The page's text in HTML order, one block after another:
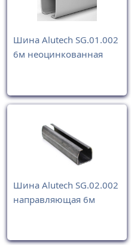
Шина Alutech SG.01.002
6м неоцинкованная
Шина Alutech SG.02.002
направляющая 6м